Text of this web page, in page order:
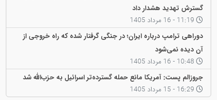
گسترش تهدید هشدار داد
دوراهی ترامپ درباره ایران؛ در جنگی گرفتار شده که راه خروجی از
آن دیده نمی‌شود
جروزالم پست: آمریکا مانع حمله گسترده‌تر اسرائیل به حزب‌الله شد